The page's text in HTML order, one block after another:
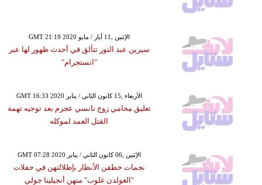
GMT 21:19 2020 الإثنين ,11 أيار / مايو
سيرين عبد النور تتألق في أحدث ظهور لها عبر
"انستجرام"
GMT 16:33 2020 الأربعاء ,15 كانون الثاني / يناير
تعليق محامي زوج نانسي عجرم بعد توجيه تهمة
القتل العمد لموكله
GMT 07:28 2020 الإثنين ,06 كانون الثاني / يناير
نجمات خطفن الأنظار بإطلالتهن في حفلات
"الغولدن غلوب" منهن أنجيلينا جولي